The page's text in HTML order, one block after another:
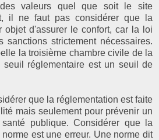
valeurs quel que soit le site
il ne faut pas considérer que la
objet d'assurer le confort, car la loi
strictement nécessaires.
la troisième chambre civile de la
réglementaire est un seuil de
que la réglementation est faite
mais seulement pour prévenir un
publique. Considérer que la
est une erreur. Une norme dit